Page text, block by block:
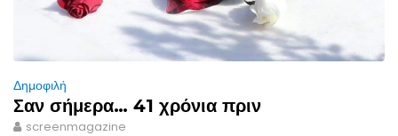
Δημοφιλή
Σαν σήμερα… 41 χρόνια πριν
screenmagazine